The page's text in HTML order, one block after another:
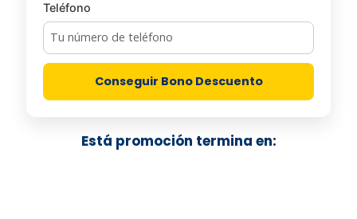
Teléfono
Conseguir Bono Descuento
Está promoción termina en: